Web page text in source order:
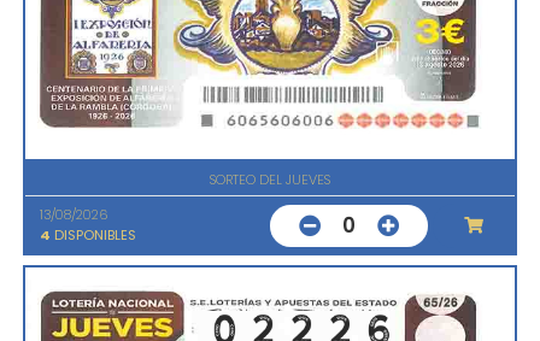
SORTEO DEL JUEVES
13/08/2026
4 DISPONIBLES 0